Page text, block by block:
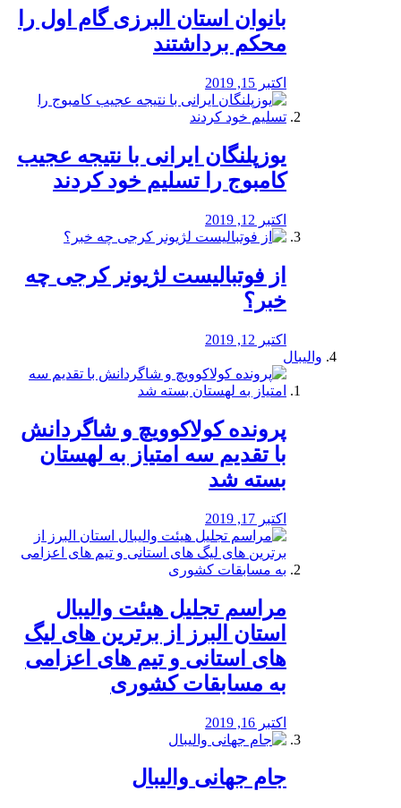
بانوان استان البرزی گام اول را
محكم برداشتند
اکتبر 15, 2019
یوزپلنگان ایرانی با نتیجه عجیب
کامبوج را تسلیم خود کردند
اکتبر 12, 2019
از فوتبالیست لژیونر کرجی چه
خبر؟
اکتبر 12, 2019
والیبال
پرونده کولاکوویچ و شاگردانش
با تقدیم سه امتیاز به لهستان
بسته شد
اکتبر 17, 2019
مراسم تجلیل هیئت والیبال
استان البرز از برترین های لیگ
های استانی و تیم های اعزامی
به مسابقات کشوری
اکتبر 16, 2019
جام جهانی والیبال